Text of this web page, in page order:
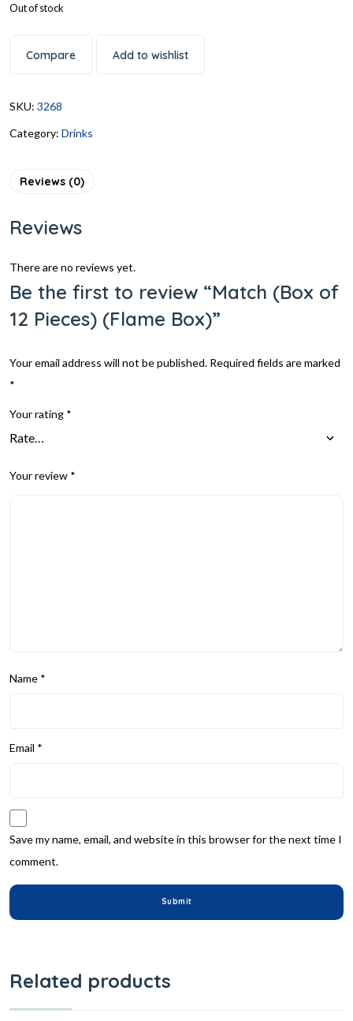
Out of stock
Compare Add to wishlist
SKU: 3268
Category: Drinks
Reviews (0)
Reviews
There are no reviews yet.
Be the first to review “Match (Box of
12 Pieces) (Flame Box)”
Your email address will not be published. Required fields are marked
*
Your rating *
Your review *
Name *
Email *
Save my name, email, and website in this browser for the next time I
comment.
Related products